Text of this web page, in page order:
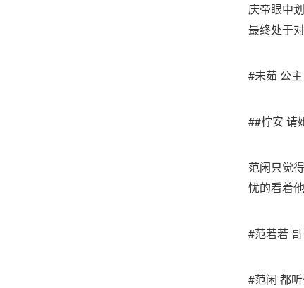
庆帝眼中
最终处于
#未茹 公
##柠安 请
范闲只觉
忧的看着他
#范若若
#范闲 都